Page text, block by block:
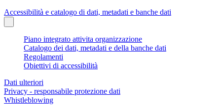
Accessibilità e catalogo di dati, metadati e banche dati
Piano integrato attivita organizzazione
Catalogo dei dati, metadati e della banche dati
Regolamenti
Obiettivi di accessibilità
Dati ulteriori
Privacy - responsabile protezione dati
Whistleblowing